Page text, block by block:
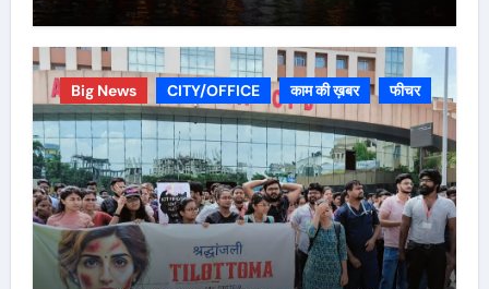
Big News CITY/OFFICE काम की ख़बर फीचर